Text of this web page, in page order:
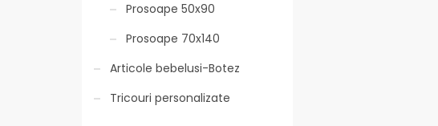
Prosoape 50x90
Prosoape 70x140
Articole bebelusi-Botez
Tricouri personalizate